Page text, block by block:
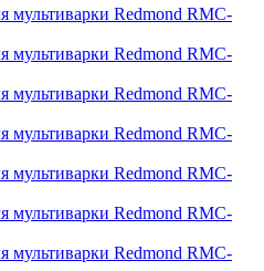
мультиварки Redmond RMC-
мультиварки Redmond RMC-
мультиварки Redmond RMC-
мультиварки Redmond RMC-
мультиварки Redmond RMC-
мультиварки Redmond RMC-
мультиварки Redmond RMC-